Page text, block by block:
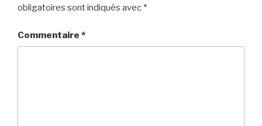
obligatoires sont indiqués avec *
Commentaire *